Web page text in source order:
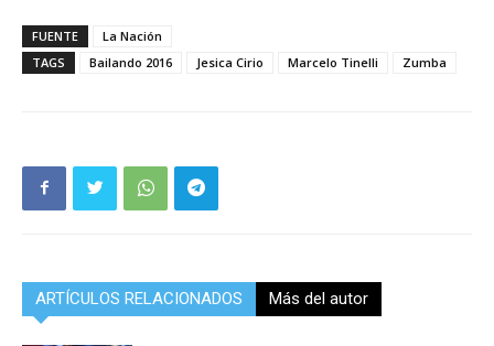
FUENTE
La Nación
TAGS
Bailando 2016 Jesica Cirio Marcelo Tinelli Zumba
ARTÍCULOS RELACIONADOS Más del autor